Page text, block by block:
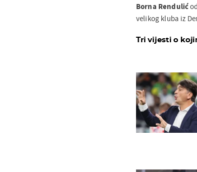
Borna Rendulić
velikog kluba iz
Tri vijesti o